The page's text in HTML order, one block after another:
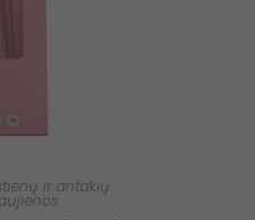
ir antakių